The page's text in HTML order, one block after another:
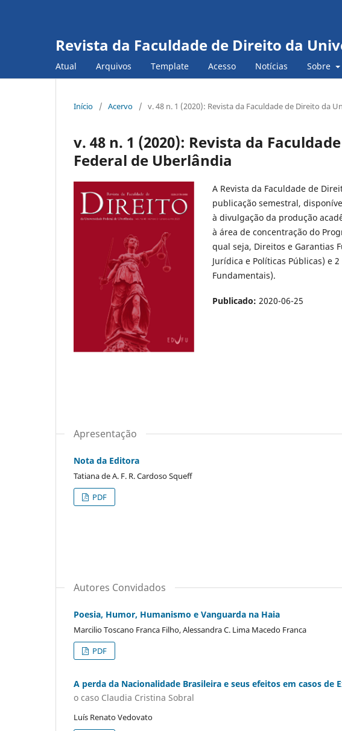
Revista da Faculdade de Direito da
Atual Arquivos Template Acesso Notícias Sobre
Início / Acervo / v. 48 n. 1 (2020): Revista da Faculdade de Direito da
v. 48 n. 1 (2020): Revista da
Federal de Uberlândia
A Revista da Faculdade de
publicação semestral,
à divulgação da produção
à área de concentração do
qual seja, Direitos e Garantias
Jurídica e Políticas Públicas) e
Fundamentais).
Publicado: 2020-06-25
Apresentação
Nota da Editora
Tatiana de A. F. R. Cardoso Squeff
PDF
Autores Convidados
Poesia, Humor, Humanismo e Vanguarda na Haia
Marcilio Toscano Franca Filho, Alessandra C. Lima Macedo Franca
PDF
A perda da Nacionalidade Brasileira e seus efeitos em casos de
o caso Claudia Cristina Sobral
Luís Renato Vedovato